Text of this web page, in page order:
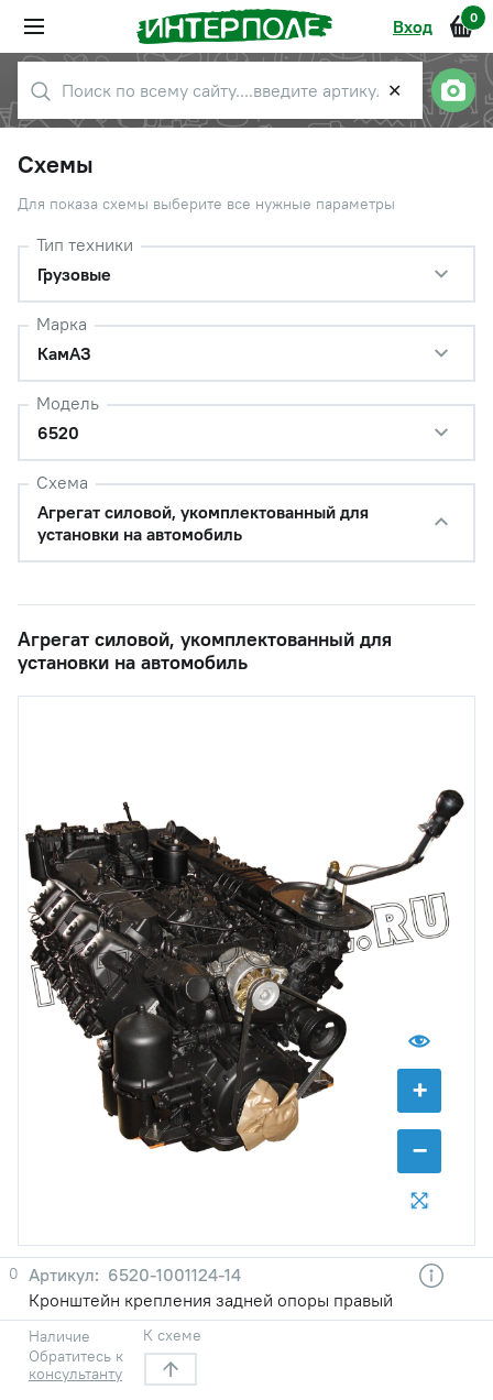
Вход 0
✕
Схемы
Для показа схемы выберите все нужные параметры
Тип техники
Грузовые
Марка
КамАЗ
Модель
6520
Схема
Агрегат силовой, укомплектованный для
установки на автомобиль
Агрегат силовой, укомплектованный для
установки на автомобиль
+
−
0
6520-1001124-14
Кронштейн крепления задней опоры правый
Наличие
Обратитесь к
консультанту
К схеме